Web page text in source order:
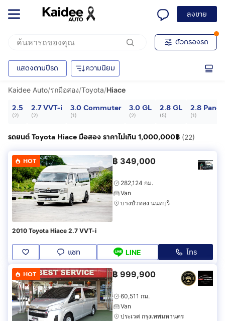
ลงขาย
ตัวกรองรถ
แสดงตามปีรถ ความนิยม
Kaidee Auto/รถมือสอง/Toyota/Hiace
2.5
(2)
2.7 VVT-i
(2)
3.0 Commuter
(1)
3.0 GL
(2)
2.8 GL
(5)
2.8 Panel
(1)
รถยนต์ Toyota Hiace มือสอง ราคาไม่เกิน 1,000,000฿ (22)
HOT ฿ 349,000
282,124 กม.
Van
บางบัวทอง นนทบุรี
2010 Toyota Hiace 2.7 VVT-i
แชท LINE โทร
HOT ฿ 999,900
60,511 กม.
Van
ประเวศ กรุงเทพมหานคร